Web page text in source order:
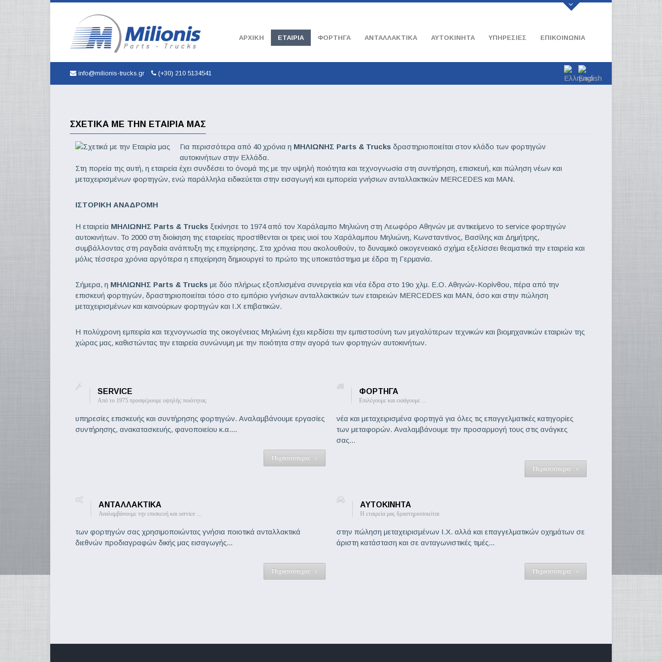
ΑΡΧΙΚΉ ΕΤΑΙΡΊΑ ΦΟΡΤΗΓΆ ΑΝΤΑΛΛΑΚΤΙΚΆ ΑΥΤΟΚΙΝΗΤΑ ΥΠΗΡΕΣΊΕΣ ΕΠΙΚΟΙΝΩΝΊΑ
info@milionis-trucks.gr (+30) 210 5134541
ΣΧΕΤΙΚΆ ΜΕ ΤΗΝ ΕΤΑΙΡΊΑ ΜΑΣ
Για περισσότερα από 40 χρόνια η ΜΗΛΙΩΝΗΣ Parts & Trucks δραστηριοποιείται στον κλάδο των φορτηγών
αυτοκινήτων στην Ελλάδα.
Στη πορεία της αυτή, η εταιρεία έχει συνδέσει το όνομά της με την υψηλή ποιότητα και τεχνογνωσία στη συντήρηση, επισκευή, και πώληση νέων και
μεταχειρισμένων φορτηγών, ενώ παράλληλα ειδικεύεται στην εισαγωγή και εμπορεία γνήσιων ανταλλακτικών MERCEDES και MAN.
ΙΣΤΟΡΙΚΗ ΑΝΑΔΡΟΜΗ
Η εταιρεία ΜΗΛΙΩΝΗΣ Parts & Trucks ξεκίνησε το 1974 από τον Χαράλαμπο Μηλιώνη στη Λεωφόρο Αθηνών με αντικείμενο το service φορτηγών
αυτοκινήτων. Το 2000 στη διοίκηση της εταιρείας προστίθενται οι τρεις υιοί του Χαράλαμπου Μηλιώνη, Κωνσταντίνος, Βασίλης και Δημήτρης,
συμβάλλοντας στη ραγδαία ανάπτυξη της επιχείρησης. Στα χρόνια που ακολουθούν, το δυναμικό οικογενειακό σχήμα εξελίσσει θεαματικά την εταιρεία και
μόλις τέσσερα χρόνια αργότερα η επιχείρηση δημιουργεί το πρώτο της υποκατάστημα με έδρα τη Γερμανία.
Σήμερα, η ΜΗΛΙΩΝΗΣ Parts & Trucks με δύο πλήρως εξοπλισμένα συνεργεία και νέα έδρα στο 19ο χλμ. Ε.Ο. Αθηνών-Κορίνθου, πέρα από την
επισκευή φορτηγών, δραστηριοποιείται τόσο στο εμπόριο γνήσιων ανταλλακτικών των εταιρειών MERCEDES και MAN, όσο και στην πώληση
μεταχειρισμένων και καινούριων φορτηγών και Ι.Χ επιβατικών.
Η πολύχρονη εμπειρία και τεχνογνωσία της οικογένειας Μηλιώνη έχει κερδίσει την εμπιστοσύνη των μεγαλύτερων τεχνικών και βιομηχανικών εταιριών της
χώρας μας, καθιστώντας την εταιρεία συνώνυμη με την ποιότητα στην αγορά των φορτηγών αυτοκινήτων.
SERVICE
Από το 1975 προσφέρουμε υψηλής ποιότητας
υπηρεσίες επισκευής και συντήρησης φορτηγών. Αναλαμβάνουμε εργασίες
συντήρησης, ανακατασκευής, φανοποιείου κ.α....
Περισσότερα
ΦΟΡΤΗΓΑ
Επιλέγουμε και εισάγουμε ...
νέα και μεταχειρισμένα φορτηγά για όλες τις επαγγελματικές κατηγορίες
των μεταφορών. Αναλαμβάνουμε την προσαρμογή τους στις ανάγκες
σας...
Περισσότερα
ΑΝΤΑΛΛΑΚΤΙΚΑ
Αναλαμβάνουμε την επισκευή και service ...
των φορτηγών σας χρησιμοποιώντας γνήσια ποιοτικά ανταλλακτικά
διεθνών προδιαγραφών δικής μας εισαγωγής...
Περισσότερα
ΑΥΤΟΚΙΝΗΤΑ
Η εταιρεία μας δραστηριοποιείται
στην πώληση μεταχειρισμένων Ι.Χ. αλλά και επαγγελματικών οχημάτων σε
άριστη κατάσταση και σε ανταγωνιστικές τιμές...
Περισσότερα